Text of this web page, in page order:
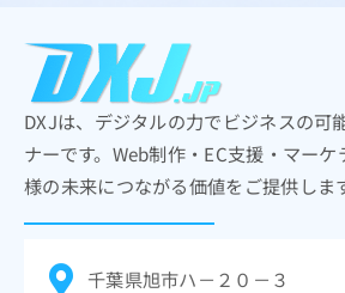
DXJは、デジタルの力でビジネスの可
ナーです。Web制作・EC支援・マー
様の未来につながる価値をご提供しま
千葉県旭市ハ－２０－３